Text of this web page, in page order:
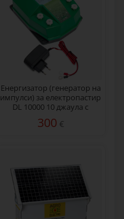
Енергизатор (генератор на
импулси) за електропастир
DL 10000 10 джаула с
300 €